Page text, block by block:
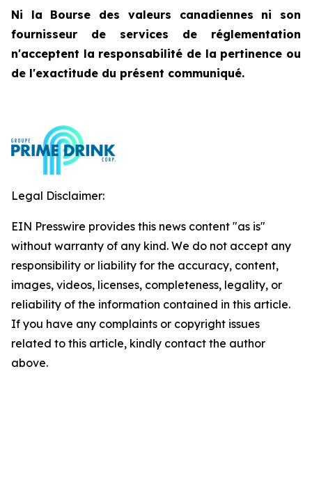
Ni la Bourse des valeurs canadiennes ni son
fournisseur de services de réglementation
n'acceptent la responsabilité de la pertinence ou
de l'exactitude du présent communiqué.
Legal Disclaimer:
EIN Presswire provides this news content "as is"
without warranty of any kind. We do not accept any
responsibility or liability for the accuracy, content,
images, videos, licenses, completeness, legality, or
reliability of the information contained in this article.
If you have any complaints or copyright issues
related to this article, kindly contact the author
above.